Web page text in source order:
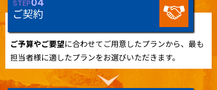
STEP
ご契約
ご予算やご要望に合わせてご用意したプランから、最も
担当者様に適したプランをお選びいただきます。